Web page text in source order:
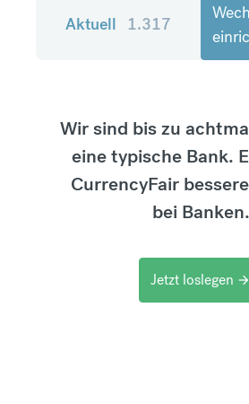
Aktuell 1.317
Wir sind bis zu
eine typische Bank.
CurrencyFair
bei Banken.
Jetzt loslegen arrow_forward